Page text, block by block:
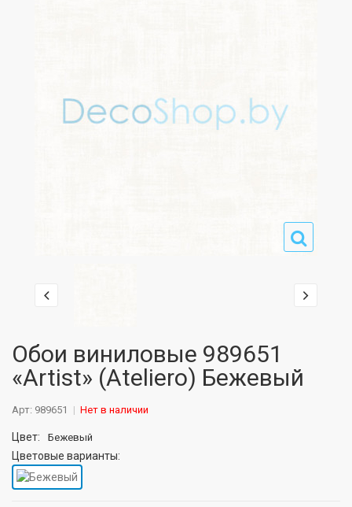
Обои виниловые 989651
«Artist» (Ateliero) Бежевый
Арт: 989651 Нет в наличии
Цвет: Бежевый
Цветовые варианты: